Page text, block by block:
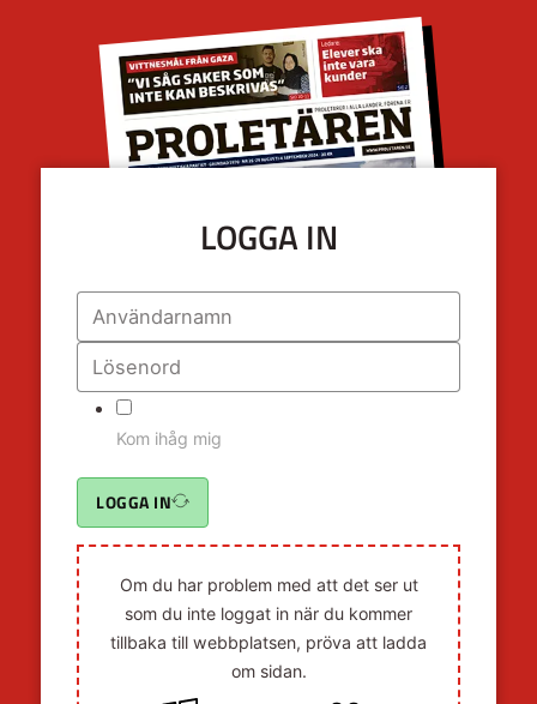
LOGGA IN
Kom ihåg mig
LOGGA IN
Om du har problem med att det ser ut
som du inte loggat in när du kommer
tillbaka till webbplatsen, pröva att ladda
om sidan.